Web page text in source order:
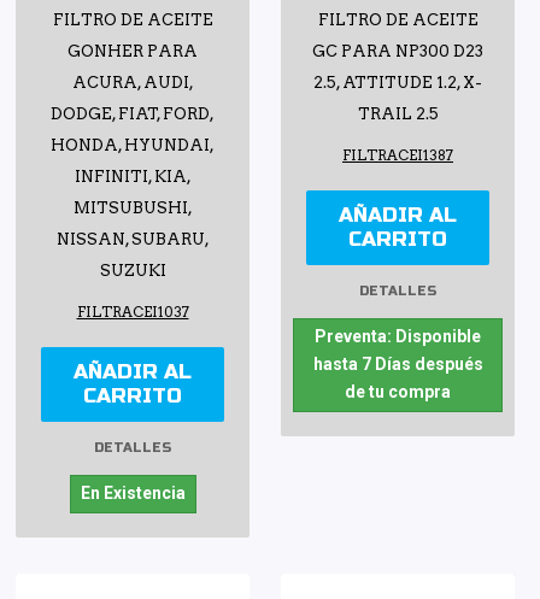
FILTRO DE ACEITE
GONHER PARA
ACURA, AUDI,
DODGE, FIAT, FORD,
HONDA, HYUNDAI,
INFINITI, KIA,
MITSUBUSHI,
NISSAN, SUBARU,
SUZUKI
FILTRACEI1037
AÑADIR AL
CARRITO
DETALLES
En Existencia
FILTRO DE ACEITE
GC PARA NP300 D23
2.5, ATTITUDE 1.2, X-
TRAIL 2.5
FILTRACEI1387
AÑADIR AL
CARRITO
DETALLES
Preventa: Disponible
hasta 7 Días después
de tu compra